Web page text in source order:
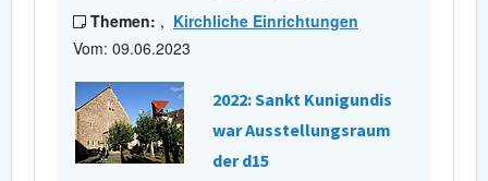
Themen: , Kirchliche Einrichtungen
Vom: 09.06.2023
2022: Sankt Kunigundis
war Ausstellungsraum
der d15